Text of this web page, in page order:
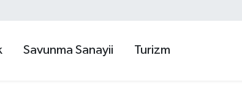
Savunma Sanayii Turizm